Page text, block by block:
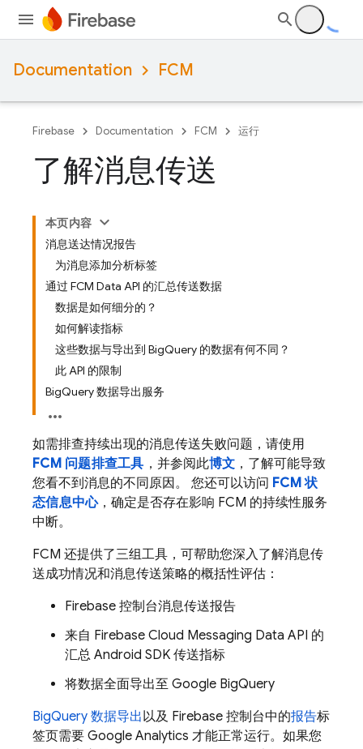
Documentation FCM
Firebase Documentation FCM 运行
了解消息传送
本页内容
消息送达情况报告
为消息添加分析标签
通过 FCM Data API 的汇总传送数据
数据是如何细分的？
如何解读指标
这些数据与导出到 BigQuery 的数据有何不同？
此 API 的限制
BigQuery 数据导出服务
如需排查持续出现的消息传送失败问题，请使用
FCM 问题排查工具 ，并参阅此博文 ，了解可能导致
您看不到消息的不同原因。 您还可以访问 FCM 状
态信息中心，确定是否存在影响 FCM 的持续性服务
中断。
FCM 还提供了三组工具，可帮助您深入了解消息传
送成功情况和消息传送策略的概括性评估：
Firebase 控制台消息传送报告
来自 Firebase Cloud Messaging Data API 的
汇总 Android SDK 传送指标
将数据全面导出至 Google BigQuery
BigQuery 数据导出以及 Firebase 控制台中的报告标
签页需要 Google Analytics 才能正常运行。如果您